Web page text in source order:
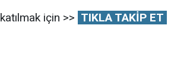
için >> TIKLA TAKİP ET